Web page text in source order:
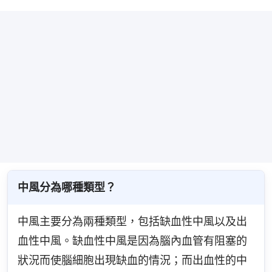
中風分為哪種類型？
中風主要分為兩種類型，包括缺血性中風以及出
血性中風。缺血性中風是因為腦內血管有阻塞的
狀況而使腦細胞出現缺血的情況；而出血性的中